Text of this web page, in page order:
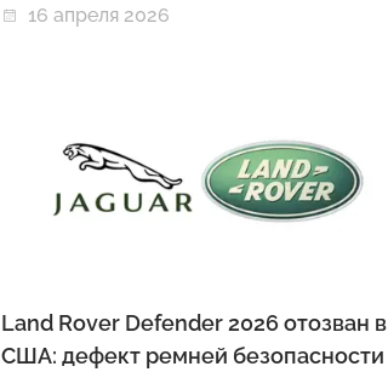
16 апреля 2026
Land Rover Defender 2026 отозван в
США: дефект ремней безопасности